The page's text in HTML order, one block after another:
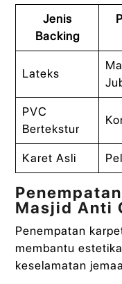
Jenis
Backing
Lateks
PVC
Bertekstur
Karet Asli
Masjid Anti
Penempatan
membantu
keselamatan